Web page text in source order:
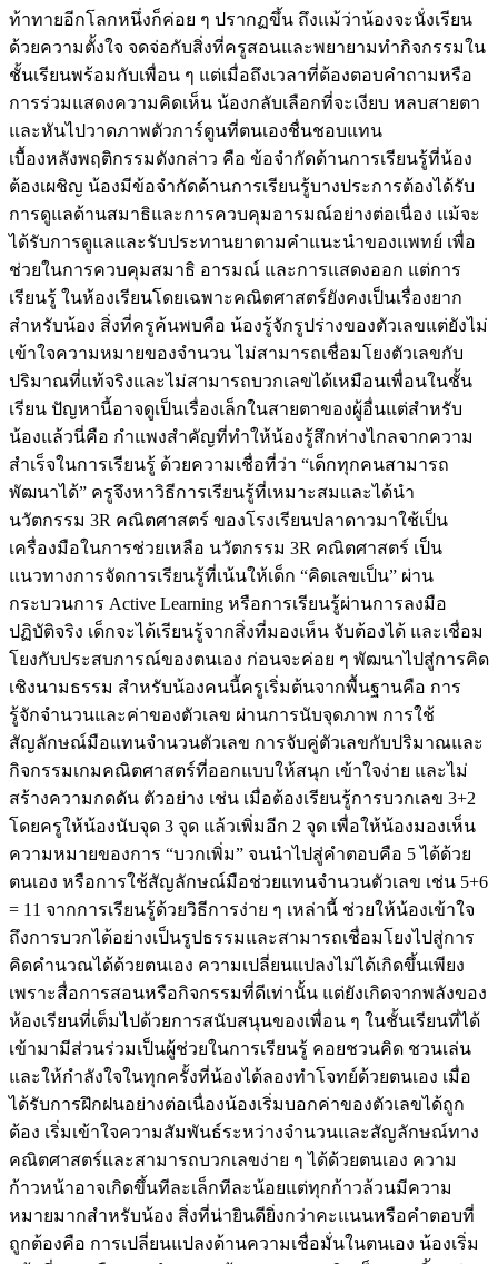
ท้าทายอีกโลกหนึ่งก็ค่อย ๆ ปรากฏขึ้น ถึงแม้ว่าน้องจะนั่งเรียน
ด้วยความตั้งใจ จดจ่อกับสิ่งที่ครูสอนและพยายามทำกิจกรรมใน
ชั้นเรียนพร้อมกับเพื่อน ๆ แต่เมื่อถึงเวลาที่ต้องตอบคำถามหรือ
การร่วมแสดงความคิดเห็น น้องกลับเลือกที่จะเงียบ หลบสายตา
และหันไปวาดภาพตัวการ์ตูนที่ตนเองชื่นชอบแทน
เบื้องหลังพฤติกรรมดังกล่าว คือ ข้อจำกัดด้านการเรียนรู้ที่น้อง
ต้องเผชิญ น้องมีข้อจำกัดด้านการเรียนรู้บางประการต้องได้รับ
การดูแลด้านสมาธิและการควบคุมอารมณ์อย่างต่อเนื่อง แม้จะ
ได้รับการดูแลและรับประทานยาตามคำแนะนำของแพทย์ เพื่อ
ช่วยในการควบคุมสมาธิ อารมณ์ และการแสดงออก แต่การ
เรียนรู้ ในห้องเรียนโดยเฉพาะคณิตศาสตร์ยังคงเป็นเรื่องยาก
สำหรับน้อง สิ่งที่ครูค้นพบคือ น้องรู้จักรูปร่างของตัวเลขแต่ยังไม่
เข้าใจความหมายของจำนวน ไม่สามารถเชื่อมโยงตัวเลขกับ
ปริมาณที่แท้จริงและไม่สามารถบวกเลขได้เหมือนเพื่อนในชั้น
เรียน ปัญหานี้อาจดูเป็นเรื่องเล็กในสายตาของผู้อื่นแต่สำหรับ
น้องแล้วนี่คือ กำแพงสำคัญที่ทำให้น้องรู้สึกห่างไกลจากความ
สำเร็จในการเรียนรู้ ด้วยความเชื่อที่ว่า “เด็กทุกคนสามารถ
พัฒนาได้” ครูจึงหาวิธีการเรียนรู้ที่เหมาะสมและได้นำ
นวัตกรรม 3R คณิตศาสตร์ ของโรงเรียนปลาดาวมาใช้เป็น
เครื่องมือในการช่วยเหลือ นวัตกรรม 3R คณิตศาสตร์ เป็น
แนวทางการจัดการเรียนรู้ที่เน้นให้เด็ก “คิดเลขเป็น” ผ่าน
กระบวนการ Active Learning หรือการเรียนรู้ผ่านการลงมือ
ปฏิบัติจริง เด็กจะได้เรียนรู้จากสิ่งที่มองเห็น จับต้องได้ และเชื่อม
โยงกับประสบการณ์ของตนเอง ก่อนจะค่อย ๆ พัฒนาไปสู่การคิด
เชิงนามธรรม สำหรับน้องคนนี้ครูเริ่มต้นจากพื้นฐานคือ การ
รู้จักจำนวนและค่าของตัวเลข ผ่านการนับจุดภาพ การใช้
สัญลักษณ์มือแทนจำนวนตัวเลข การจับคู่ตัวเลขกับปริมาณและ
กิจกรรมเกมคณิตศาสตร์ที่ออกแบบให้สนุก เข้าใจง่าย และไม่
สร้างความกดดัน ตัวอย่าง เช่น เมื่อต้องเรียนรู้การบวกเลข 3+2
โดยครูให้น้องนับจุด 3 จุด แล้วเพิ่มอีก 2 จุด เพื่อให้น้องมองเห็น
ความหมายของการ “บวกเพิ่ม” จนนำไปสู่คำตอบคือ 5 ได้ด้วย
ตนเอง หรือการใช้สัญลักษณ์มือช่วยแทนจำนวนตัวเลข เช่น 5+6
= 11 จากการเรียนรู้ด้วยวิธีการง่าย ๆ เหล่านี้ ช่วยให้น้องเข้าใจ
ถึงการบวกได้อย่างเป็นรูปธรรมและสามารถเชื่อมโยงไปสู่การ
คิดคำนวณได้ด้วยตนเอง ความเปลี่ยนแปลงไม่ได้เกิดขึ้นเพียง
เพราะสื่อการสอนหรือกิจกรรมที่ดีเท่านั้น แต่ยังเกิดจากพลังของ
ห้องเรียนที่เต็มไปด้วยการสนับสนุนของเพื่อน ๆ ในชั้นเรียนที่ได้
เข้ามามีส่วนร่วมเป็นผู้ช่วยในการเรียนรู้ คอยชวนคิด ชวนเล่น
และให้กำลังใจในทุกครั้งที่น้องได้ลองทำโจทย์ด้วยตนเอง เมื่อ
ได้รับการฝึกฝนอย่างต่อเนื่องน้องเริ่มบอกค่าของตัวเลขได้ถูก
ต้อง เริ่มเข้าใจความสัมพันธ์ระหว่างจำนวนและสัญลักษณ์ทาง
คณิตศาสตร์และสามารถบวกเลขง่าย ๆ ได้ด้วยตนเอง ความ
ก้าวหน้าอาจเกิดขึ้นทีละเล็กทีละน้อยแต่ทุกก้าวล้วนมีความ
หมายมากสำหรับน้อง สิ่งที่น่ายินดียิ่งกว่าคะแนนหรือคำตอบที่
ถูกต้องคือ การเปลี่ยนแปลงด้านความเชื่อมั่นในตนเอง น้องเริ่ม